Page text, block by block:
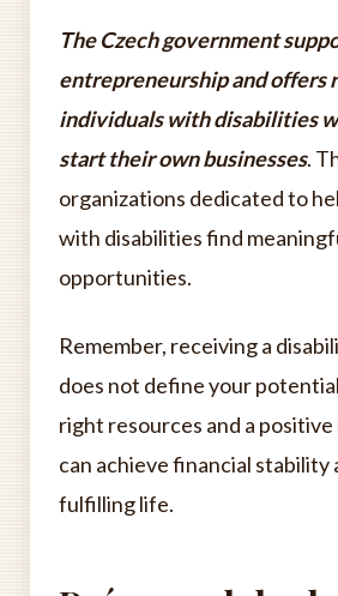
The Czech government
entrepreneurship and offers
individuals with disabilities
start their own businesses.
organizations dedicated to
with disabilities find
opportunities.
Remember, receiving a
does not define your
right resources and a
can achieve financial stability
fulfilling life.